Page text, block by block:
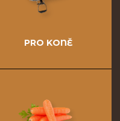
PRO KONĚ